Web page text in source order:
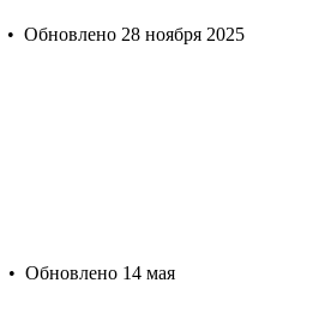
• Обновлено 28 ноября 2025
• Обновлено 14 мая